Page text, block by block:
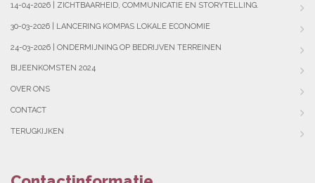
14-04-2026 | ZICHTBAARHEID, COMMUNICATIE EN STORYTELLING.
30-03-2026 | LANCERING KOMPAS LOKALE ECONOMIE
24-03-2026 | ONDERMIJNING OP BEDRIJVEN TERREINEN
BIJEENKOMSTEN 2024
OVER ONS
CONTACT
TERUGKIJKEN